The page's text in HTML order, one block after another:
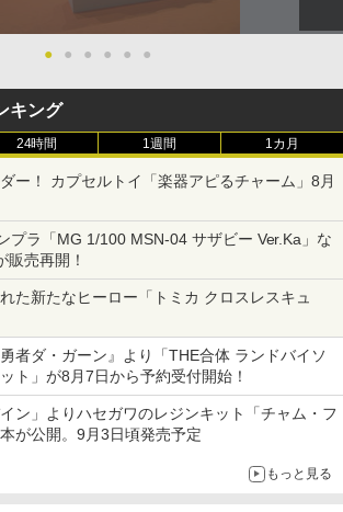
● ● ● ● ● ●
キング
24時間 1週間 1カ月
ー！ カプセルトイ「楽器アピるチャーム」8月
クなど5種各3色
プラ「MG 1/100 MSN-04 サザビー Ver.Ka」な
販売再開！
た新たなヒーロー「トミカ クロスレスキュ
定
者ダ・ガーン』より「THE合体 ランドバイソ
ト」が8月7日から予約受付開始！
イン」よりハセガワのレジンキット「チャム・フ
が公開。9月3日頃発売予定
もっと見る